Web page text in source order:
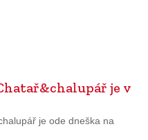
je v
je ode dneška na